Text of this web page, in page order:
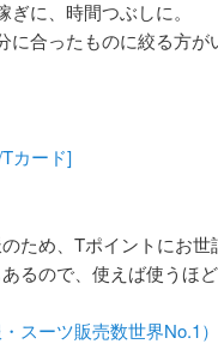
に、時間つぶしに。
合ったものに絞る方が
カード]
ため、Tポイントにお世
るので、使えば使うほど
スーツ販売数世界No.1）